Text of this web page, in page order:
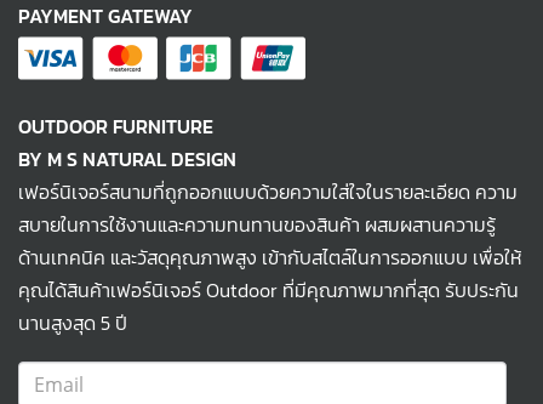
PAYMENT GATEWAY
OUTDOOR FURNITURE
BY M S NATURAL DESIGN
เฟอร์นิเจอร์สนามที่ถูกออกแบบด้วยความใส่ใจในรายละเอียด ความ
สบายในการใช้งานและความทนทานของสินค้า ผสมผสานความรู้
ด้านเทคนิค และวัสดุคุณภาพสูง เข้ากับสไตล์ในการออกแบบ เพื่อให้
คุณได้สินค้าเฟอร์นิเจอร์ Outdoor ที่มีคุณภาพมากที่สุด รับประกัน
นานสูงสุด 5 ปี